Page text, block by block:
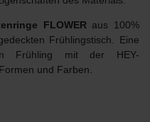
FLOWER aus 100%
Frühlingstisch. Eine
Frühling mit der HEY-
und Farben.